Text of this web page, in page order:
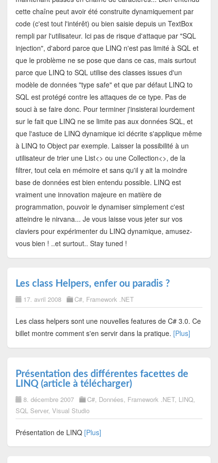
cette chaîne peut avoir été construite dynamiquement par
code (c'est tout l'intérêt) ou bien saisie depuis un TextBox
rempli par l'utilisateur. Ici pas de risque d'attaque par "SQL
injection", d'abord parce que LINQ n'est pas limité à SQL et
que le problème ne se pose que dans ce cas, mais surtout
parce que LINQ to SQL utilise des classes issues d'un
modèle de données "type safe" et que par défaut LINQ to
SQL est protégé contre les attaques de ce type. Pas de
souci à se faire donc. Pour terminer j'insisterai lourdement
sur le fait que LINQ ne se limite pas aux données SQL, et
que l'astuce de LINQ dynamique ici décrite s'applique même
à LINQ to Object par exemple. Laisser la possibilité à un
utilisateur de trier une List<> ou une Collection<>, de la
filtrer, tout cela en mémoire et sans qu'il y ait la moindre
base de données est bien entendu possible. LINQ est
vraiment une innovation majeure en matière de
programmation, pouvoir le dynamiser simplement c'est
atteindre le nirvana... Je vous laisse vous jeter sur vos
claviers pour expérimenter du LINQ dynamique, amusez-
vous bien ! ..et surtout.. Stay tuned !
Les class Helpers, enfer ou paradis ?
17. avril 2008 C#, Framework .NET
Les class helpers sont une nouvelles features de C# 3.0. Ce
billet montre comment s'en servir dans la pratique. [Plus]
Présentation des différentes facettes de
LINQ (article à télécharger)
8. décembre 2007 C#, Données, Framework .NET, LINQ,
SQL Server, Visual Studio
Présentation de LINQ [Plus]